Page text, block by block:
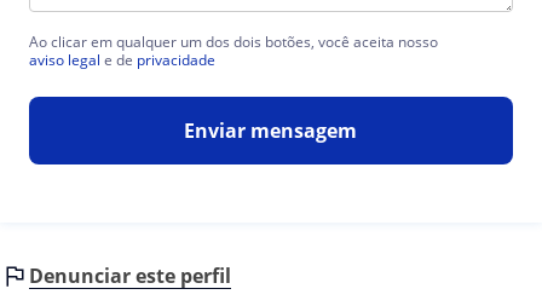
Ao clicar em qualquer um dos dois botões, você aceita nosso
aviso legal e de privacidade
Enviar mensagem
Denunciar este perfil